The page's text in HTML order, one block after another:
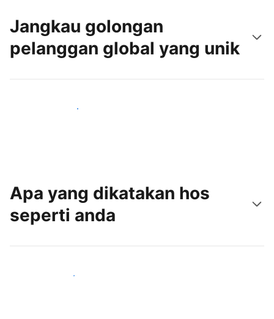
Jangkau golongan
pelanggan global yang unik
Tarik tetamu baru hari ini
Apa yang dikatakan hos
seperti anda
Sertai hos seperti anda